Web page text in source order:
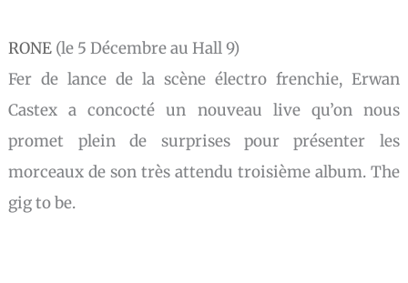
RONE (le 5 Décembre au Hall 9)
Fer de lance de la scène électro frenchie, Erwan
Castex a concocté un nouveau live qu’on nous
promet plein de surprises pour présenter les
morceaux de son très attendu troisième album. The
gig to be.